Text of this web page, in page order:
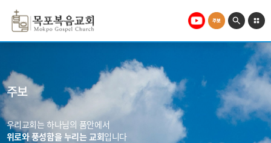
주보
우리교회는 하나님의 품안에서
위로와 풍성함을 누리는 교회입니다